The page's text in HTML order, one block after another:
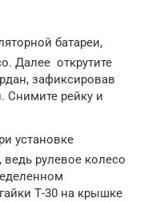
батареи,
Далее открутите
зафиксировав
Снимите рейку и
установке
ведь рулевое колесо
Т-30 на крышке